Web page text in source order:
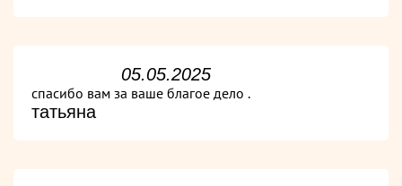
05.05.2025
спасибо вам за ваше благое дело .
татьяна